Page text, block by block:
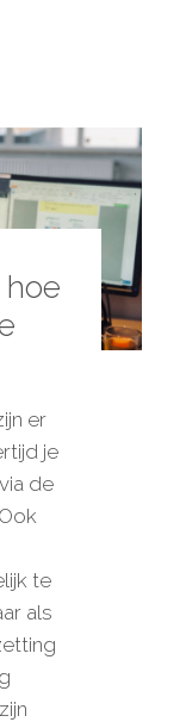
hoe
er
je
de
te
als